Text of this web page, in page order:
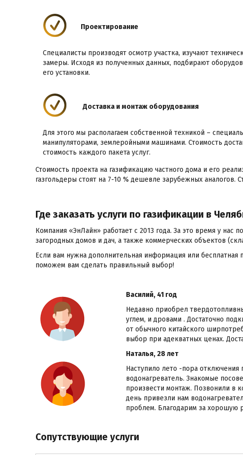
Проектирование
Специалисты производят осмотр участка, изучают
замеры. Исходя из полученных данных, подбирают
его установки.
Доставка и монтаж оборудования
Для этого мы располагаем собственной техникой –
манипуляторами, землеройными машинами. Стоимость
стоимость каждого пакета услуг.
Стоимость проекта на газификацию частного дома и его
газгольдеры стоят на 7-10 % дешевле зарубежных аналогов.
Где заказать услуги по газификации в
Компания «ЭнЛайн» работает с 2013 года. За это время у
загородных домов и дач, а также коммерческих объектов
Если вам нужна дополнительная информация или
поможем вам сделать правильный выбор!
Василий, 41 год
Недавно приобрел
углем, и дровами . Достаточно
от обычного китайского
выбор при адекватных ценах.
Наталья, 28 лет
Наступило лето -пора
водонагреватель. Знакомые
произвести монтаж. Позвонили в
день привезли нам
проблем. Благодарим за хорошую
Сопутствующие услуги